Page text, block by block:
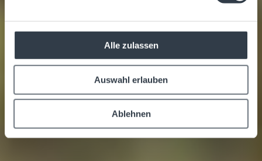
Alle zulassen
Auswahl erlauben
Ablehnen